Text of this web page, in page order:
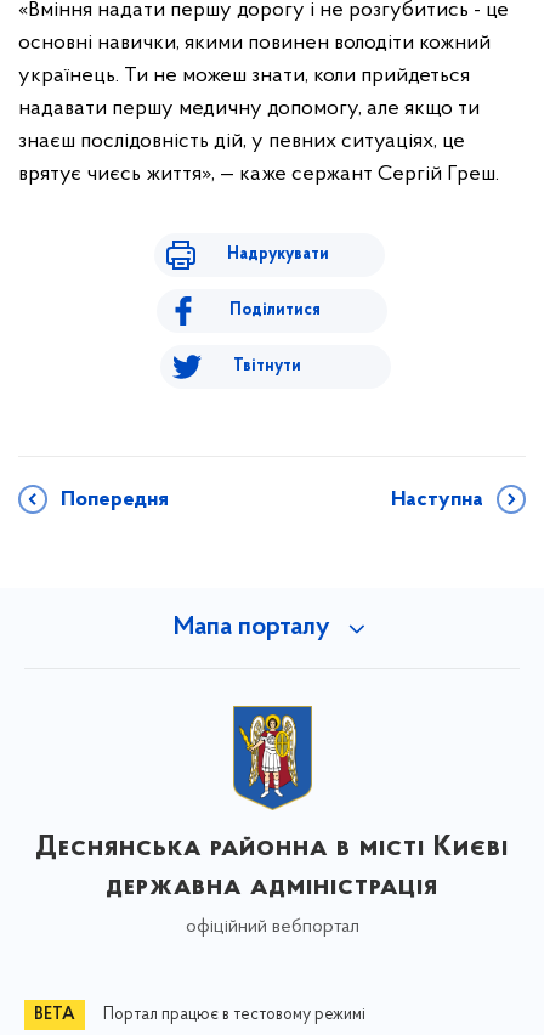
«Вміння надати першу дорогу і не розгубитись - це
основні навички, якими повинен володіти кожний
українець. Ти не можеш знати, коли прийдеться
надавати першу медичну допомогу, але якщо ти
знаєш послідовність дій, у певних ситуаціях, це
врятує чиєсь життя», — каже сержант Сергій Греш.
Надрукувати
Поділитися
Твітнути
Попередня Наступна
Мапа порталу
Деснянська районна в місті Києві
державна адміністрація
офіційний вебпортал
Портал працює в тестовому режимі